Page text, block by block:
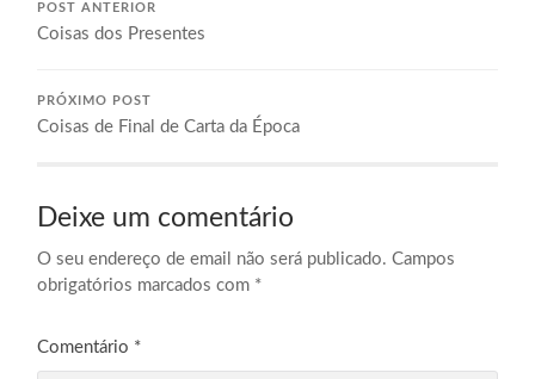
POST ANTERIOR
Coisas dos Presentes
PRÓXIMO POST
Coisas de Final de Carta da Época
Deixe um comentário
O seu endereço de email não será publicado. Campos
obrigatórios marcados com *
Comentário *